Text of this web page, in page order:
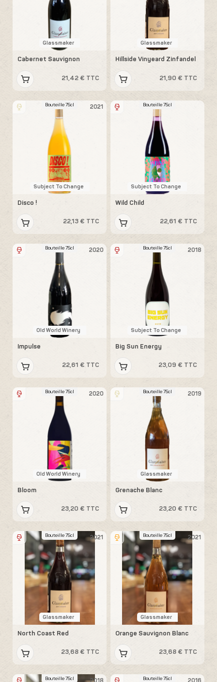
Glassmaker
Cabernet Sauvignon
21,42 € TTC
Glassmaker
Hillside Vinyeard Zinfandel
21,90 € TTC
2021
Bouteille 75cl
Subject To Change
Disco !
22,13 € TTC
Bouteille 75cl
Subject To Change
Wild Child
22,61 € TTC
2020
Bouteille 75cl
Old World Winery
Impulse
22,61 € TTC
2018
Bouteille 75cl
Subject To Change
Big Sun Energy
23,09 € TTC
2020
Bouteille 75cl
Old World Winery
Bloom
23,20 € TTC
2019
Bouteille 75cl
Glassmaker
Grenache Blanc
23,20 € TTC
2021
Bouteille 75cl
Glassmaker
North Coast Red
23,68 € TTC
2021
Bouteille 75cl
Glassmaker
Orange Sauvignon Blanc
23,68 € TTC
Bouteille 75cl Bouteille 75cl